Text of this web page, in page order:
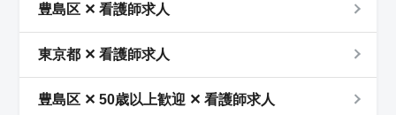
豊島区 ✕ 看護師求人
東京都 ✕ 看護師求人
豊島区 ✕ 50歳以上歓迎 ✕ 看護師求人